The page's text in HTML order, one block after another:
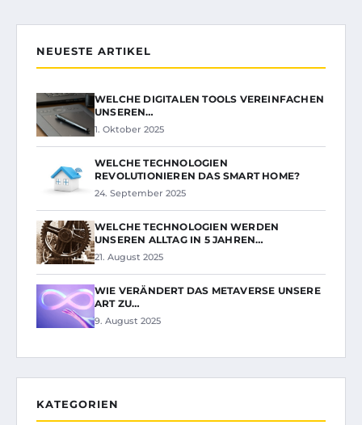
NEUESTE ARTIKEL
WELCHE DIGITALEN TOOLS VEREINFACHEN
UNSEREN…
1. Oktober 2025
WELCHE TECHNOLOGIEN
REVOLUTIONIEREN DAS SMART HOME?
24. September 2025
WELCHE TECHNOLOGIEN WERDEN
UNSEREN ALLTAG IN 5 JAHREN…
21. August 2025
WIE VERÄNDERT DAS METAVERSE UNSERE
ART ZU…
9. August 2025
KATEGORIEN